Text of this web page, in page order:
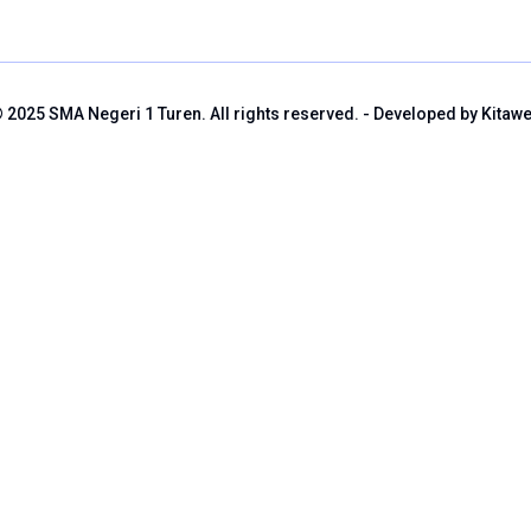
2025 SMA Negeri 1 Turen. All rights reserved. - Developed by